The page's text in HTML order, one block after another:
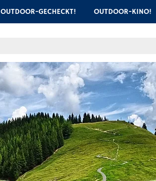
OUTDOOR-GECHECKT! OUTDOOR-KINO!